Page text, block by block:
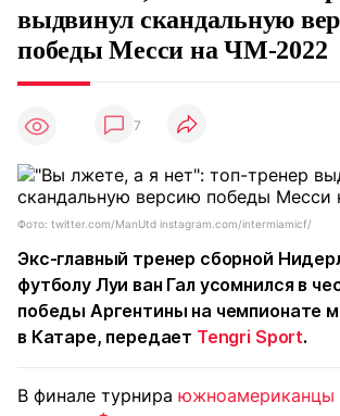
выдвинул скандальную
победы Месси на ЧМ-2022
7
Фото: twitter.com/ManUtd instagram.com/intermiamicf/
Экс-главный тренер сборной
футболу Луи ван Гал усомнился в
победы Аргентины на чемпионате
в Катаре, передает Tengri Sport.
В финале турнира южноамериканцы